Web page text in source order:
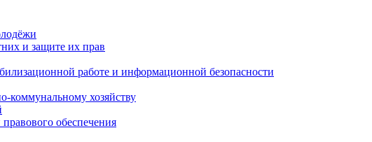
и защите их прав
работе и информационной безопасности
коммунальному хозяйству
обеспечения